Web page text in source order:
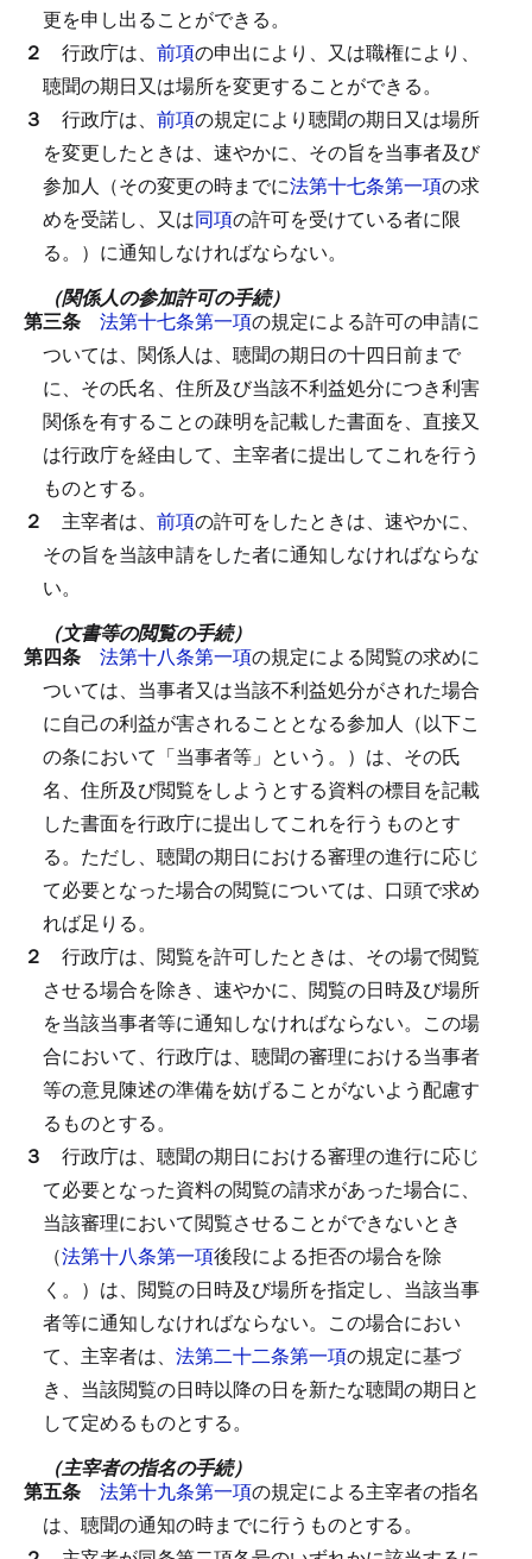
更を申し出ることができる。
２ 行政庁は、 前項の申出により、又は職権により、
聴聞の期日又は場所を変更することができる。
３ 行政庁は、 前項の規定により聴聞の期日又は場所
を変更したときは、速やかに、その旨を当事者及び
参加人（その変更の時までに法第十七条第一項の求
めを受諾し、又は同項の許可を受けている者に限
る。）に通知しなければならない。
（関係人の参加許可の手続）
第三条 法第十七条第一項の規定による許可の申請に
ついては、関係人は、聴聞の期日の十四日前まで
に、その氏名、住所及び当該不利益処分につき利害
関係を有することの疎明を記載した書面を、直接又
は行政庁を経由して、主宰者に提出してこれを行う
ものとする。
２ 主宰者は、 前項の許可をしたときは、速やかに、
その旨を当該申請をした者に通知しなければならな
い。
（文書等の閲覧の手続）
第四条 法第十八条第一項の規定による閲覧の求めに
ついては、当事者又は当該不利益処分がされた場合
に自己の利益が害されることとなる参加人（以下こ
の条において「当事者等」という。）は、その氏
名、住所及び閲覧をしようとする資料の標目を記載
した書面を行政庁に提出してこれを行うものとす
る。 ただし、聴聞の期日における審理の進行に応じ
て必要となった場合の閲覧については、口頭で求め
れば足りる。
２ 行政庁は、閲覧を許可したときは、その場で閲覧
させる場合を除き、速やかに、閲覧の日時及び場所
を当該当事者等に通知しなければならない。 この場
合において、行政庁は、聴聞の審理における当事者
等の意見陳述の準備を妨げることがないよう配慮す
るものとする。
３ 行政庁は、聴聞の期日における審理の進行に応じ
て必要となった資料の閲覧の請求があった場合に、
当該審理において閲覧させることができないとき
（法第十八条第一項後段による拒否の場合を除
く。）は、閲覧の日時及び場所を指定し、当該当事
者等に通知しなければならない。 この場合におい
て、主宰者は、 法第二十二条第一項の規定に基づ
き、当該閲覧の日時以降の日を新たな聴聞の期日と
して定めるものとする。
（主宰者の指名の手続）
第五条 法第十九条第一項の規定による主宰者の指名
は、聴聞の通知の時までに行うものとする。